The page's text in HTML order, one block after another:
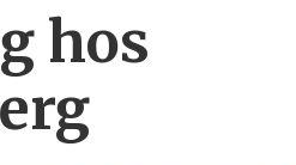
hos